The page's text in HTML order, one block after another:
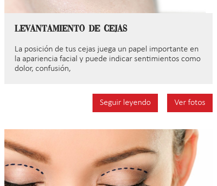
Levantamiento de cejas
La posición de tus cejas juega un papel importante en
la apariencia facial y puede indicar sentimientos como
dolor, confusión,
Seguir leyendo Ver fotos